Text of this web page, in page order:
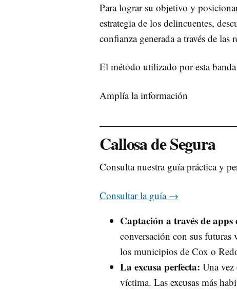
Para lograr su objetivo y
estrategia de los delincuentes,
confianza generada a través de las
El método utilizado por esta
Amplía la información
Callosa de Segura
Consulta nuestra guía práctica y
Consultar la guía →
Captación a través de apps
conversación con sus
los municipios de Cox o
La excusa perfecta: Una
víctima. Las excusas más